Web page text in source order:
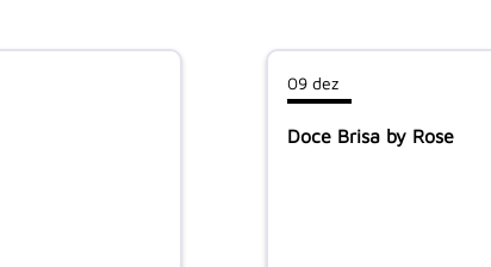
09 dez
Doce Brisa by Rose